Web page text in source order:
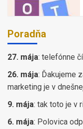
Poradňa
27. mája: telefónne
26. mája: Ďakujeme
marketing je v
9. mája: tak toto je v
6. mája: Polovica